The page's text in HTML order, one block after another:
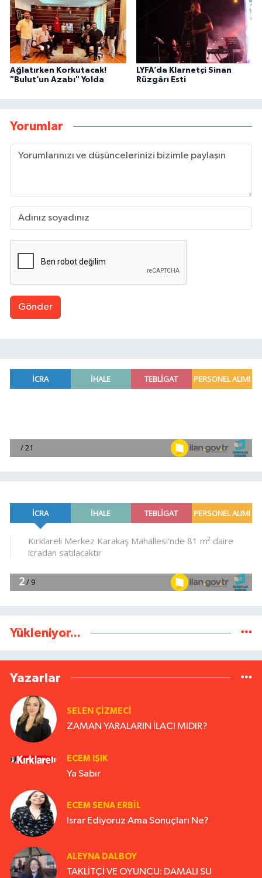
Ağlatırken Korkutacak!
"Bulut’un Azabı" Yolda
LYFA’da Klarnetçi Sinan
Rüzgârı Esti
Yorumlar
Gönder
Yükleniyor...
Yazarlar
SELEN ÇİZMECİ
ZAMAN YARALARIN İLACI MIDIR?
ECEM IŞIK
Ya Sabır
ECEM SENA ERBIL
Israr Ediyoruz Ama Sonuçları Ne?
ALEYNA DALBOY
TAKLİTÇİ VE OYUNCU: DAMALI SU